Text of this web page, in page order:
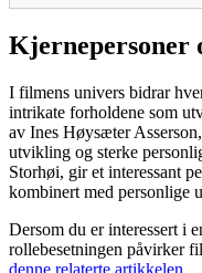
Kjernepersoner
I filmens univers bidrar
intrikate forholdene som
av Ines Høysæter
utvikling og sterke
Storhøi, gir et interessant
kombinert med personlige
Dersom du er interessert i
rollebesetningen påvirker
denne relaterte artikkelen.